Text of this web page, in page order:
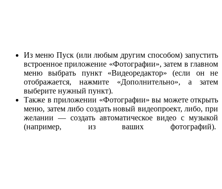
Из меню Пуск (или любым другим способом) запустить
встроенное приложение «Фотографии», затем в главном
меню выбрать пункт «Видеоредактор» (если он не
отображается, нажмите «Дополнительно», а затем
выберите нужный пункт).
Также в приложении «Фотографии» вы можете открыть
меню, затем либо создать новый видеопроект, либо, при
желании — создать автоматическое видео с музыкой
(например, из ваших фотографий).